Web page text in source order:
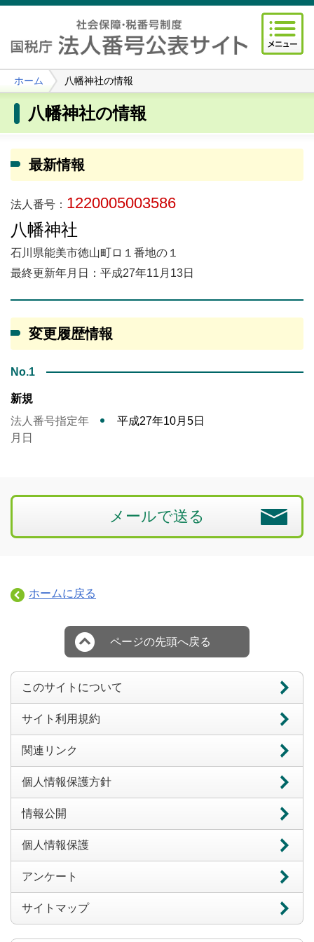
ホーム 八幡神社の情報
八幡神社の情報
最新情報
法人番号： 1220005003586
八幡神社
石川県能美市徳山町ロ１番地の１
最終更新年月日：平成27年11月13日
変更履歴情報
No.1
新規
法人番号指定年
月日
平成27年10月5日
メールで送る
ホームに戻る
ページの先頭へ戻る
このサイトについて
サイト利用規約
関連リンク
個人情報保護方針
情報公開
個人情報保護
アンケート
サイトマップ